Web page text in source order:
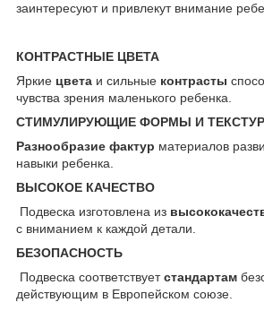
заинтересуют и привлекут внимание
КОНТРАСТНЫЕ ЦВЕТА
Яркие цвета и сильные контрасты
чувства зрения маленького ребенка.
СТИМУЛИРУЮЩИЕ ФОРМЫ И
Разнообразие фактур материалов
навыки ребенка.
ВЫСОКОЕ КАЧЕСТВО
Подвеска изготовлена из
с вниманием к каждой детали.
БЕЗОПАСНОСТЬ
Подвеска соответствуетстандартам
действующим в Европейском союзе.